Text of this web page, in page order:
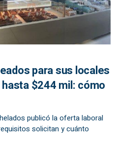
para sus locales
$244 mil: cómo
publicó la oferta laboral
solicitan y cuánto